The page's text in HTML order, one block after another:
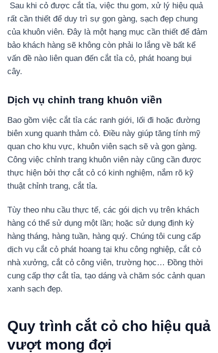
Sau khi cỏ được cắt tỉa, việc thu gom, xử lý hiệu quả
rất cần thiết để duy trì sự gọn gàng, sạch đẹp chung
của khuôn viên. Đây là một hạng mục cần thiết để đảm
bảo khách hàng sẽ không còn phải lo lắng về bất kể
vấn đề nào liên quan đến cắt tỉa cỏ, phát hoang bụi
cây.
Dịch vụ chỉnh trang khuôn viền
Bao gồm việc cắt tỉa các ranh giới, lối đi hoặc đường
biên xung quanh thảm cỏ. Điều này giúp tăng tính mỹ
quan cho khu vực, khuôn viên sạch sẽ và gọn gàng.
Công việc chỉnh trang khuôn viên này cũng cần được
thực hiện bởi thợ cắt cỏ có kinh nghiệm, nắm rõ kỹ
thuật chỉnh trang, cắt tỉa.
Tùy theo nhu cầu thực tế, các gói dịch vụ trên khách
hàng có thể sử dụng một lần; hoặc sử dụng định kỳ
hàng tháng, hàng tuần, hàng quý. Chúng tôi cung cấp
dịch vụ cắt cỏ phát hoang tại khu công nghiệp, cắt cỏ
nhà xưởng, cắt cỏ công viên, trường học… Đồng thời
cung cấp thợ cắt tỉa, tạo dáng và chăm sóc cảnh quan
xanh sạch đẹp.
Quy trình cắt cỏ cho hiệu quả
vượt mong đợi